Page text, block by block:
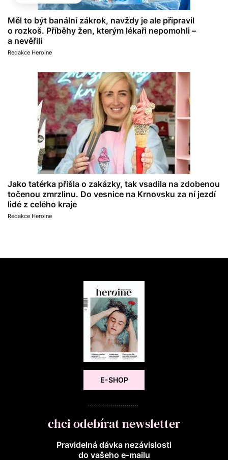
Měl to být banální zákrok, navždy je ale připravil
o rozkoš. Příběhy žen, kterým lékaři nepomohli –
a nevěřili
Redakce Heroine
Jako tatérka přišla o zakázky, tak vsadila na zdobenou
točenou zmrzlinu. Do vesnice na Krnovsku za ní jezdí
lidé z celého kraje
Redakce Heroine
E-SHOP
chci odebírat newsletter
Pravidelná dávka nezávislosti
do vašeho e‑mailu